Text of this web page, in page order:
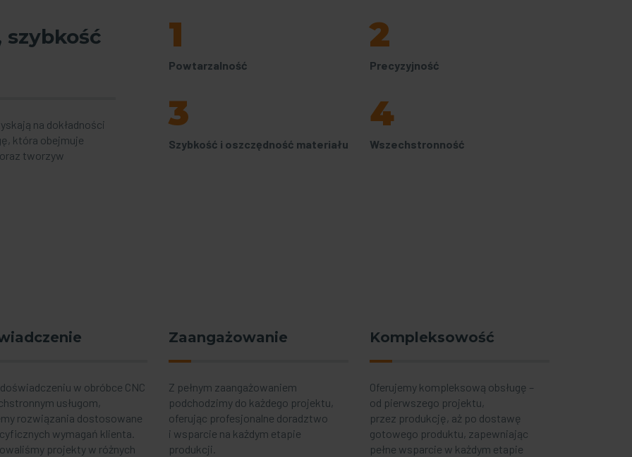
szybkość
na dokładności
która obejmuje
tworzyw
1
Powtarzalność
2
Precyzyjność
3
Szybkość i oszczędność materiału
4
Wszechstronność
w obróbce CNC
usługom,
rozwiązania dostosowane
wymagań klienta.
projekty w różnych
Zaangażowanie
Z pełnym zaangażowaniem
podchodzimy do każdego projektu,
oferując profesjonalne doradztwo
i wsparcie na każdym etapie
produkcji.
Kompleksowość
Oferujemy kompleksową obsługę –
od pierwszego projektu,
przez produkcję, aż po dostawę
gotowego produktu, zapewniając
pełne wsparcie w każdym etapie